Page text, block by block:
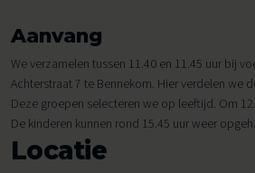
Aanvang
We verzamelen tussen 11.40 en 11.45 uur bij
Achterstraat 7 te Bennekom. Hier verdelen we
Deze groepen selecteren we op leeftijd. Om
De kinderen kunnen rond 15.45 uur weer
Locatie